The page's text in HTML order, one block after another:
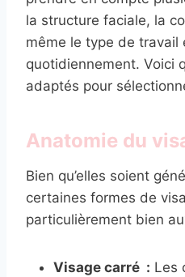
la structure faciale, la
même le type de travail
quotidiennement. Voici
adaptés pour
Anatomie du
Bien qu’elles soient
certaines formes de
particulièrement bien
Visage carré : Les